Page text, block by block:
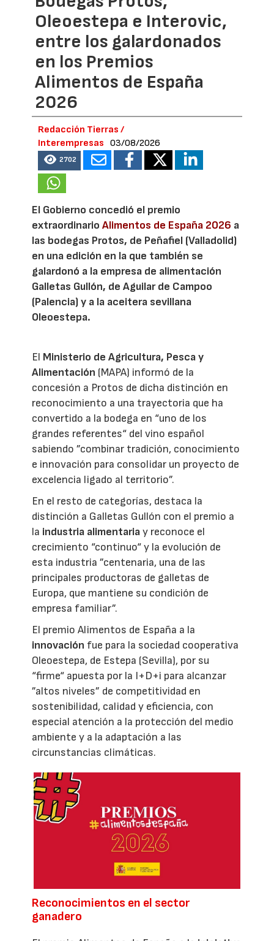
Oleoestepa e Interovic,
entre los galardonados
en los Premios
Alimentos de España
2026
Redacción Tierras /
Interempresas
03/08/2026
2702
El Gobierno concedió el premio
extraordinarioAlimentos de España 2026 a
las bodegas Protos, de Peñafiel (Valladolid)
en una edición en la que también se
galardonó a la empresa de alimentación
Galletas Gullón, de Aguilar de Campoo
(Palencia) y a la aceitera sevillana
Oleoestepa.
El Ministerio de Agricultura, Pesca y
Alimentación (MAPA) informó de la
concesión a Protos de dicha distinción en
reconocimiento a una trayectoria que ha
convertido a la bodega en “uno de los
grandes referentes“ del vino español
sabiendo ”combinar tradición, conocimiento
e innovación para consolidar un proyecto de
excelencia ligado al territorio”.
En el resto de categorías, destaca la
distinción a Galletas Gullón con el premio a
la industria alimentariay reconoce el
crecimiento “continuo“ y la evolución de
esta industria ”centenaria, una de las
principales productoras de galletas de
Europa, que mantiene su condición de
empresa familiar”.
El premio Alimentos de España a la
innovación fue para la sociedad cooperativa
Oleoestepa, de Estepa (Sevilla), por su
“firme“ apuesta por la I+D+i para alcanzar
”altos niveles” de competitividad en
sostenibilidad, calidad y eficiencia, con
especial atención a la protección del medio
ambiente y a la adaptación a las
circunstancias climáticas.
Reconocimientos en el sector
ganadero